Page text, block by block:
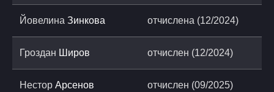
Йовелина Зинкова отчислена (12/2024)
Гроздан Широв отчислен (12/2024)
Нестор Арсенов отчислен (09/2025)